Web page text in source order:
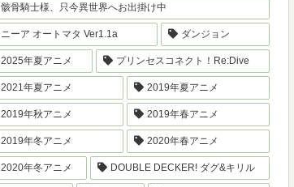
骸骨騎士様、只今異世界へお出掛け中
ニーア オートマタ Ver1.1a ダンジョン
2025年夏アニメ プリンセスコネクト！Re:Dive
2021年夏アニメ 2019年夏アニメ
2019年秋アニメ 2019年春アニメ
2019年冬アニメ 2020年春アニメ
2020年冬アニメ DOUBLE DECKER! ダグ&キリル